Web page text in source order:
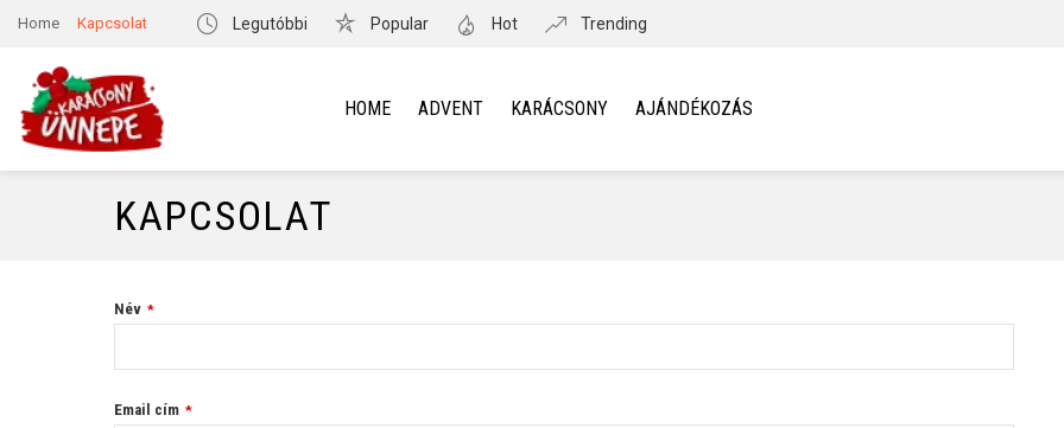
Home Kapcsolat Legutóbbi Popular Hot Trending
HOME ADVENT KARÁCSONY AJÁNDÉKOZÁS
KAPCSOLAT
B
u
s
Név *
Email cím *